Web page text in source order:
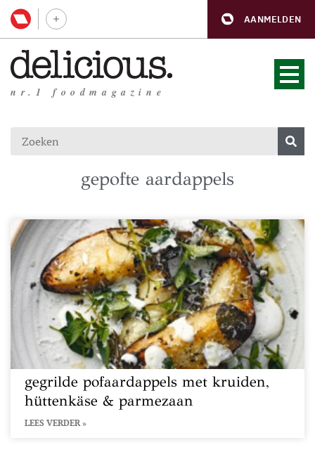
AANMELDEN
nr.1 foodmagazine
gepofte aardappels
gegrilde pofaardappels met kruiden,
hüttenkäse & parmezaan
LEES VERDER »